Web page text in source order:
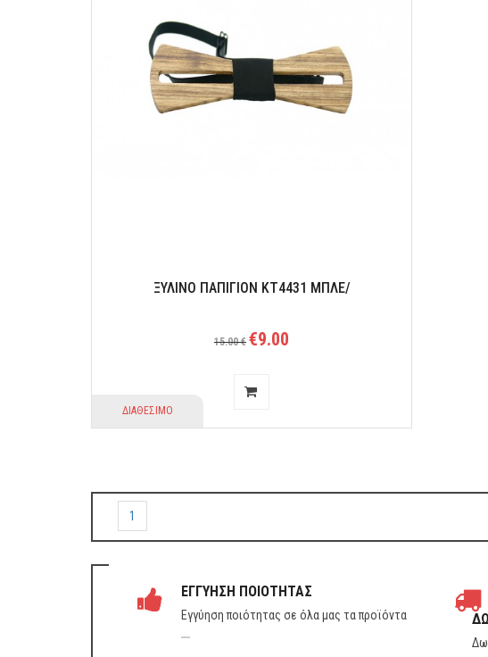
ΞΥΛΙΝΟ ΠΑΠΙΓΙΟΝ ΚΤ4431 ΜΠΛΕ/
15.00 € €9.00
ΔΙΑΘΕΣΙΜΟ
1
ΕΓΓΥΗΣΗ ΠΟΙΟΤΗΤΑΣ
Εγγύηση ποιότητας σε όλα μας τα προϊόντα